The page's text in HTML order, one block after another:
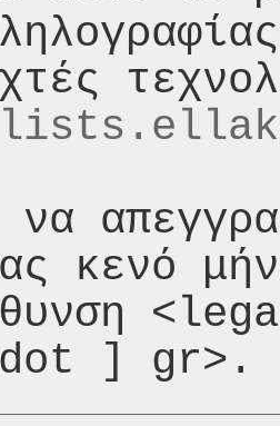
να
κενό